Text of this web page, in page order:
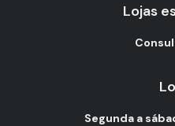
Lojas
Segunda a